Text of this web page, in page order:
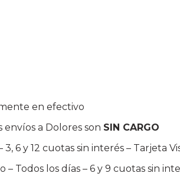
en efectivo
envíos a Dolores son SIN CARGO
3, 6 y 12 cuotas sin interés – Tarjeta
– Todos los días – 6 y 9 cuotas sin